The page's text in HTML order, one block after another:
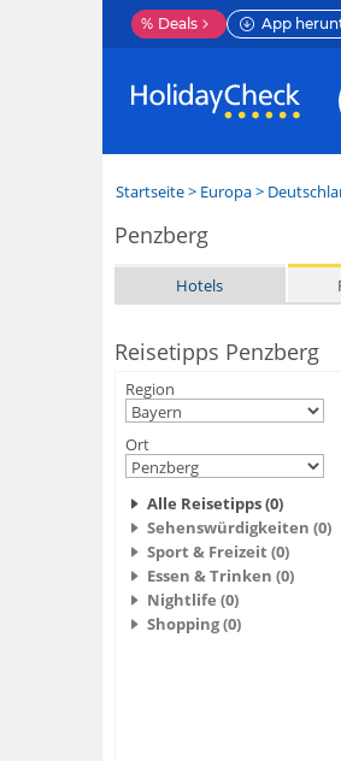
% Deals App
Startseite> Europa>
Penzberg
Hotels
Reisetipps Penzberg
Region
Ort
Alle Reisetipps (0)
Sehenswürdigkeiten (0)
Sport & Freizeit (0)
Essen & Trinken (0)
Nightlife (0)
Shopping (0)